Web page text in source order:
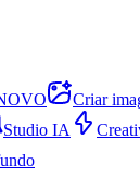
Criar
Studio IA